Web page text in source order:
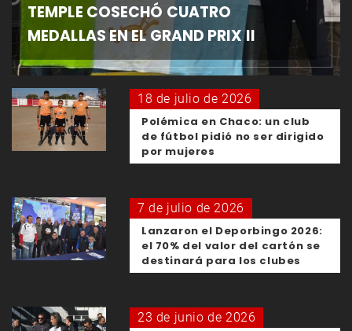
TEMPLE COSECHÓ CUATRO
MEDALLAS EN EL GRAND PRIX II
18 de julio de 2026
Polémica en Chaco: un club
de fútbol pidió no ser dirigido
por mujeres
7 de julio de 2026
Lanzaron el Deporbingo 2026:
el 70% del valor del cartón se
destinará para los clubes
23 de junio de 2026